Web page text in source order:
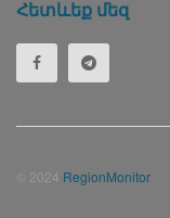
Հետևեք մեզ
© 2024 RegionMonitor